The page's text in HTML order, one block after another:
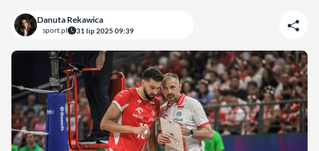
Danuta Rekawica
sport.pl 31 lip 2025 09:39